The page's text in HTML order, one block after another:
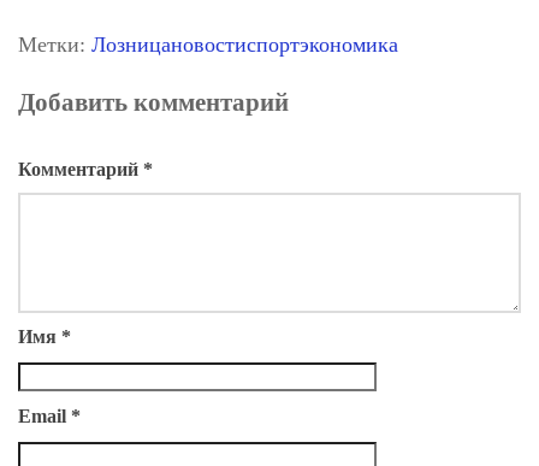
Метки: Лозницановостиспортэкономика
Добавить комментарий
Комментарий *
Имя *
Email *